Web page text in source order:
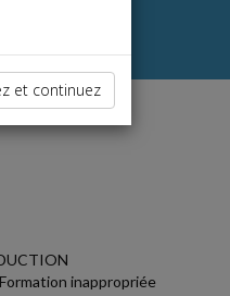
inappropriée
et continuez